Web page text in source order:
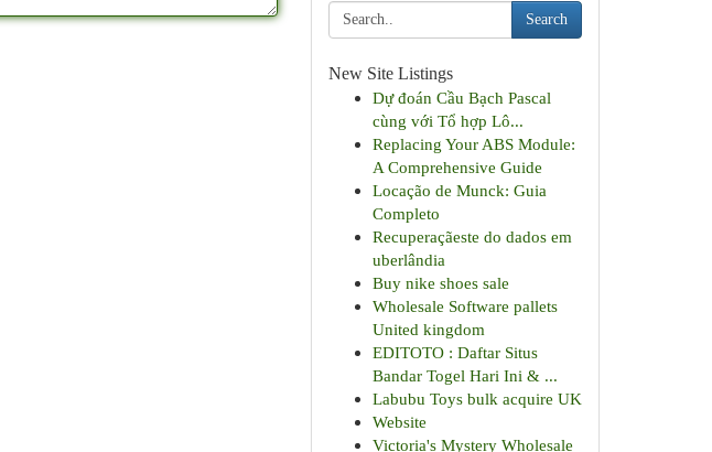
Search
New Site Listings
Dự đoán Cầu Bạch Pascal
cùng với Tổ hợp Lô...
Replacing Your ABS Module:
A Comprehensive Guide
Locação de Munck: Guia
Completo
Recuperaçãeste do dados em
uberlândia
Buy nike shoes sale
Wholesale Software pallets
United kingdom
EDITOTO : Daftar Situs
Bandar Togel Hari Ini & ...
Labubu Toys bulk acquire UK
Website
Victoria's Mystery Wholesale